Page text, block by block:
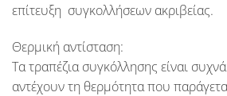
επίτευξη συγκολλήσεων ακριβείας.
Θερμική αντίσταση:
Τα τραπέζια συγκόλλησης είναι
αντέχουν τη θερμότητα που